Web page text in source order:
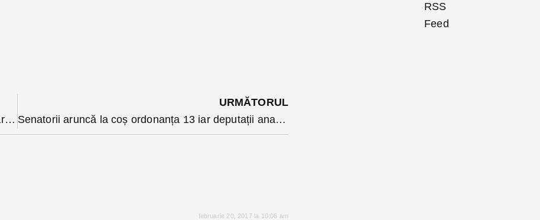
Doina Pană prinsă în ițele unei acuzații de cosmetizare a votului în Parlament. Voturile împotrivă ale opoziției în comisia de mediu s-au transformat în final în abțineri
URMĂTORUL
Senatorii aruncă la coș ordonanța 13 iar deputații analizează OG 14
februarie 20, 2017 la 10:06 am